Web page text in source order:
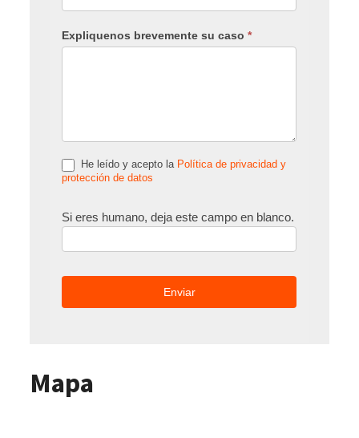
Expliquenos brevemente su caso*
He leído y acepto la Política de privacidad y
protección de datos
Si eres humano, deja este campo en blanco.
Mapa